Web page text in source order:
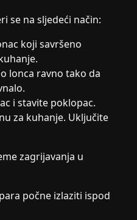
se na sljedeći način:
koji savršeno
lonca ravno tako da
i stavite poklopac.
za kuhanje. Uključite
zagrijavanja u
počne izlaziti ispod